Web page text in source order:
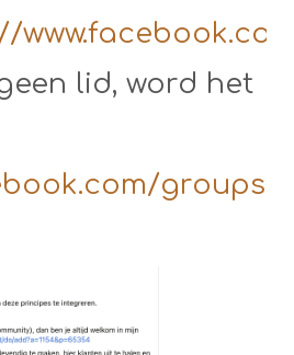
lid, word het
groups/